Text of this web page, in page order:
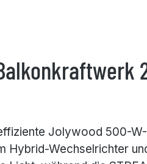
Jolywood 500-
Hybrid-Wechselrichter